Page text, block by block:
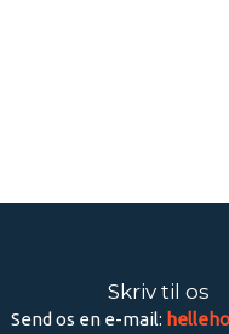
Skriv til os
Send os en e-mail: